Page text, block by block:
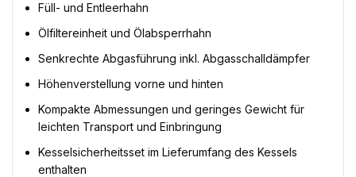
Füll- und Entleerhahn
Ölfiltereinheit und Ölabsperrhahn
Senkrechte Abgasführung inkl. Abgasschalldämpfer
Höhenverstellung vorne und hinten
Kompakte Abmessungen und geringes Gewicht für
leichten Transport und Einbringung
Kesselsicherheitsset im Lieferumfang des Kessels
enthalten